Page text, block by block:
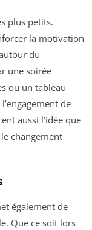
plus petits.
la motivation
du
une soirée
ou un tableau
de
aussi l’idée que
changement
également de
Que ce soit lors